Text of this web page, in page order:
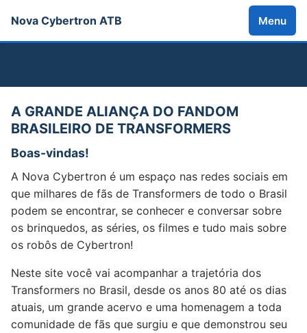
Nova Cybertron ATB Menu
A GRANDE ALIANÇA DO FANDOM
BRASILEIRO DE TRANSFORMERS
Boas-vindas!
A Nova Cybertron é um espaço nas redes sociais em
que milhares de fãs de Transformers de todo o Brasil
podem se encontrar, se conhecer e conversar sobre
os brinquedos, as séries, os filmes e tudo mais sobre
os robôs de Cybertron!
Neste site você vai acompanhar a trajetória dos
Transformers no Brasil, desde os anos 80 até os dias
atuais, um grande acervo e uma homenagem a toda
comunidade de fãs que surgiu e que demonstrou seu